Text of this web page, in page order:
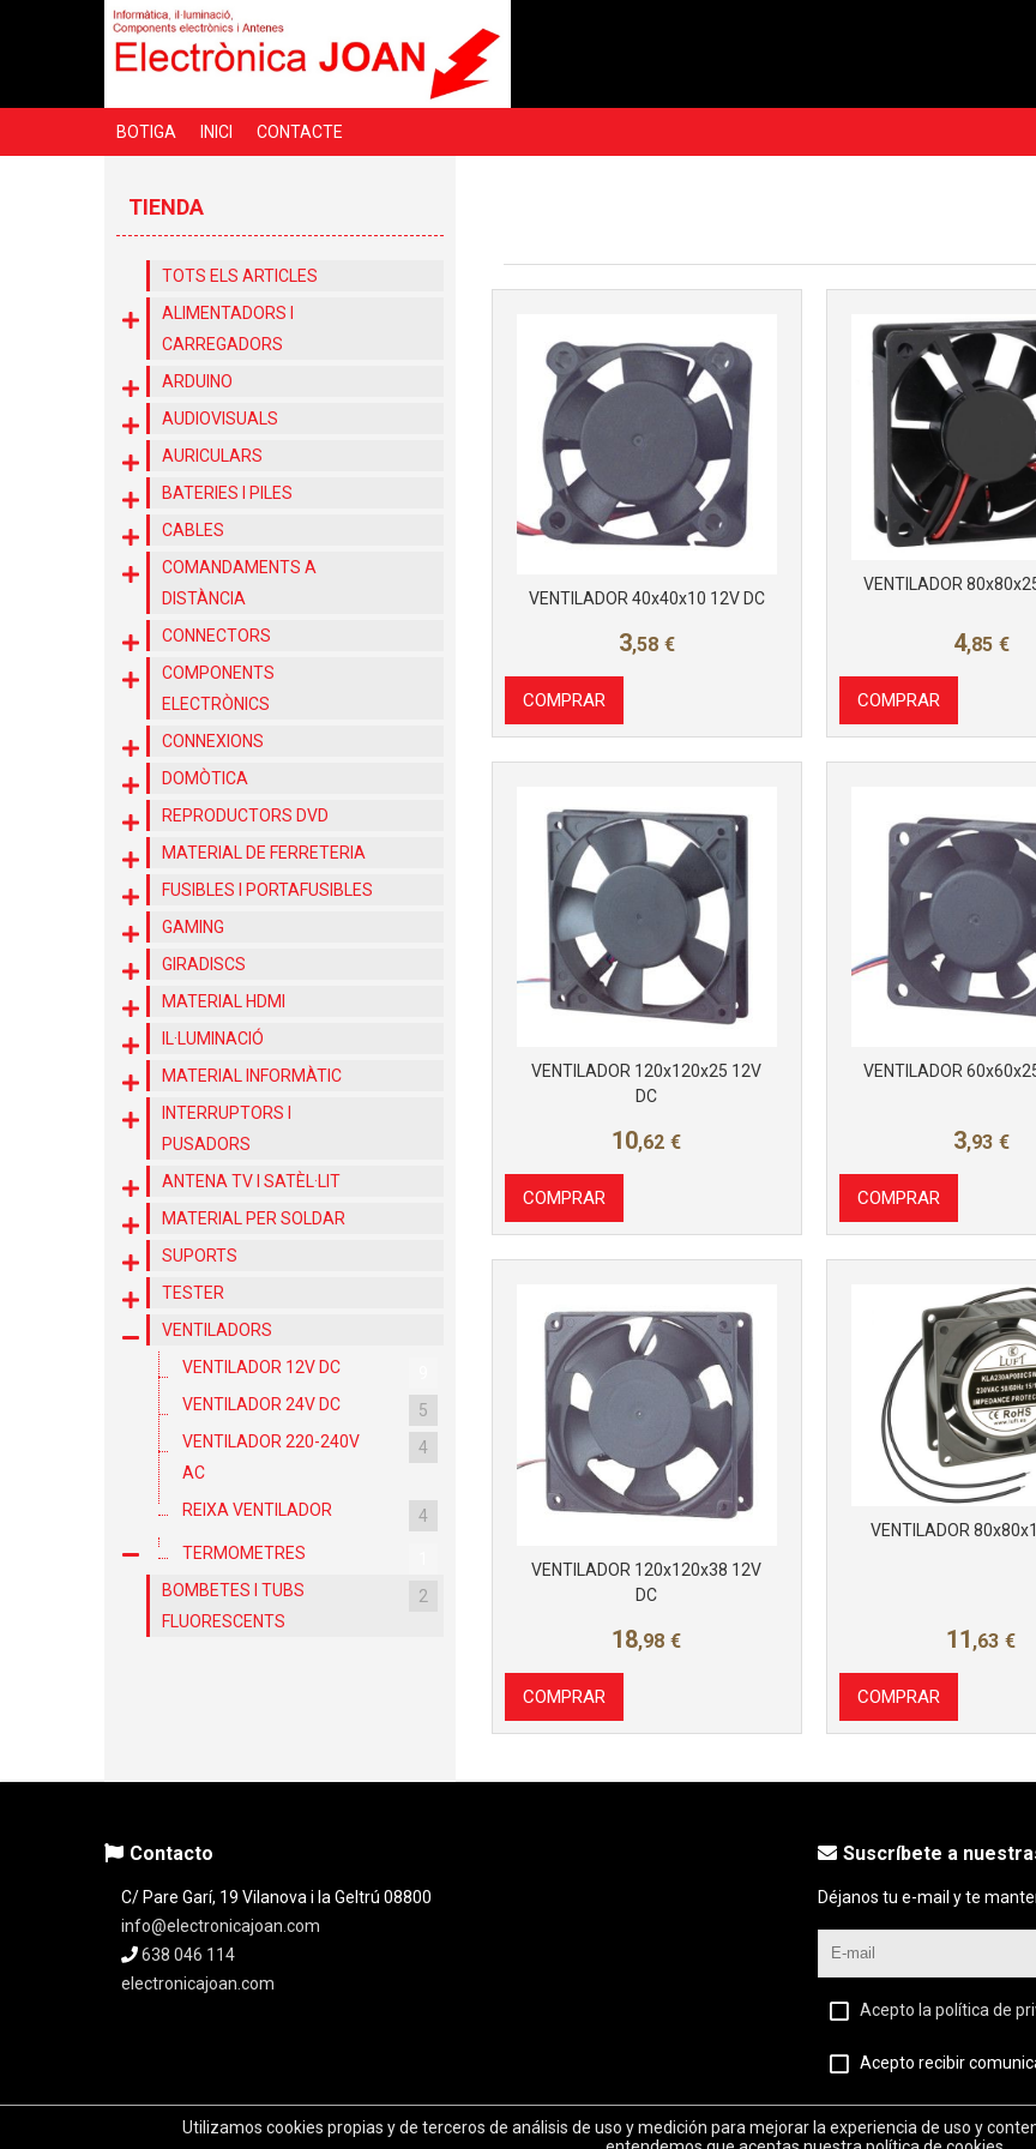
BOTIGA INICI CONTACTE
TIENDA
TOTS ELS ARTICLES
ALIMENTADORS I
CARREGADORS
ARDUINO
AUDIOVISUALS
AURICULARS
BATERIES I PILES
CABLES
COMANDAMENTS A
DISTÀNCIA
CONNECTORS
COMPONENTS
ELECTRÒNICS
CONNEXIONS
DOMÒTICA
REPRODUCTORS DVD
MATERIAL DE FERRETERIA
FUSIBLES I PORTAFUSIBLES
GAMING
GIRADISCS
MATERIAL HDMI
IL·LUMINACIÓ
MATERIAL INFORMÀTIC
INTERRUPTORS I
PUSADORS
ANTENA TV I SATÈL·LIT
MATERIAL PER SOLDAR
SUPORTS
TESTER
VENTILADORS
VENTILADOR 12V DC
VENTILADOR 24V DC
5
VENTILADOR 220-240V
AC
4
REIXA VENTILADOR
4
TERMOMETRES
BOMBETES I TUBS
FLUORESCENTS
2
VENTILADOR 40x40x10 12V DC
3,58 €
COMPRAR
VENTILADOR
4,85 €
COMPRAR
VENTILADOR 120x120x25 12V
DC
10,62 €
COMPRAR
VENTILADOR
3,93 €
COMPRAR
VENTILADOR 120x120x38 12V
DC
18,98 €
COMPRAR
VENTILADOR
11 ,63 €
COMPRAR
Contacto
C/ Pare Garí, 19 Vilanova i la Geltrú 08800
info@electronicajoan.com
638 046 114
electronicajoan.com
Suscríbete a
Déjanos tu e-mail y te
Acepto la política de
Acepto recibir
Utilizamos cookies propias y de terceros de análisis de uso y medición para mejorar la experiencia de uso y